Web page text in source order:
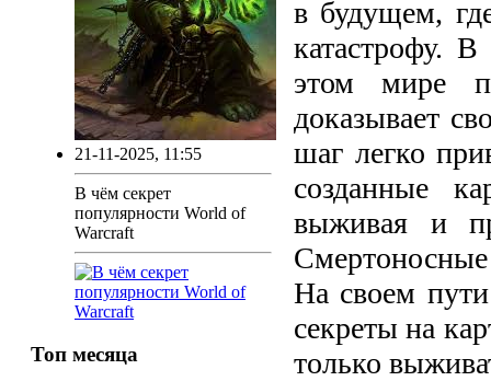
21-11-2025, 11:55
В чём секрет
популярности World of
Warcraft
Топ месяца
в будущем,
катастрофу.
этом мире
доказывает
шаг легко
созданные
выживая и
На своем
секреты на
только